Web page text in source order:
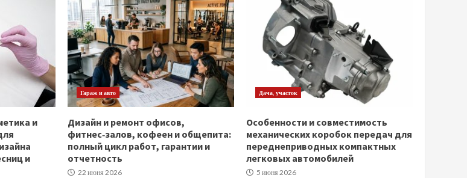
и
и
Гараж и авто
Дизайн и ремонт офисов,
фитнес‑залов, кофеен и общепита:
полный цикл работ, гарантии и
отчетность
22 июня 2026
Дача, участок
Особенности и совместимость
механических коробок передач для
переднеприводных компактных
легковых автомобилей
5 июня 2026